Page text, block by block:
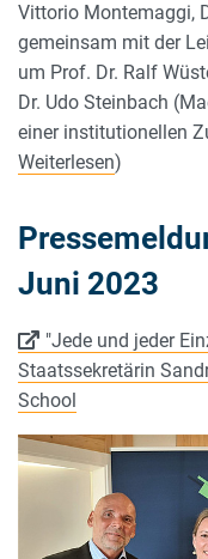
Vittorio Montemaggi,
gemeinsam mit der
um Prof. Dr. Ralf
Dr. Udo Steinbach
einer institutionellen
Weiterlesen)
Juni 2023
"Jede und jeder
Staatssekretärin
School